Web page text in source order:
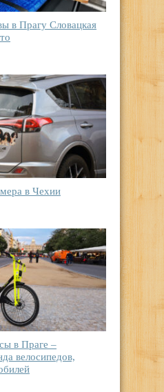
в Прагу Словацкая
в Чехии
в Праге –
велосипедов,